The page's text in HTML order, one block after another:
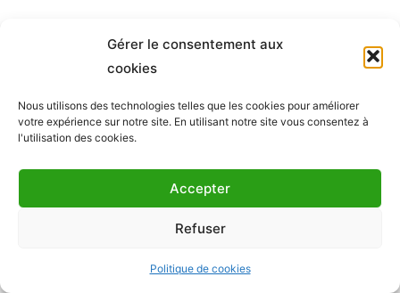
Gérer le consentement aux
cookies
Nous utilisons des technologies telles que les cookies pour améliorer
votre expérience sur notre site. En utilisant notre site vous consentez à
l'utilisation des cookies.
Accepter
Refuser
Politique de cookies
Mentions legales
+33 (0) 6 30 15 66 51